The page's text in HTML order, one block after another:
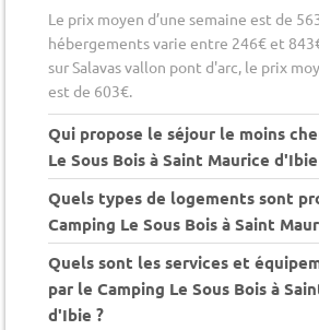
Le prix moyen d’une semaine est de
hébergements varie entre 246€ et
sur Salavas vallon pont d'arc, le prix
est de 603€.
Qui propose le séjour le moins
Le Sous Bois à Saint Maurice
Quels types de logements sont
Camping Le Sous Bois à Saint
Quels sont les services et
par le Camping Le Sous Bois à
d'Ibie ?